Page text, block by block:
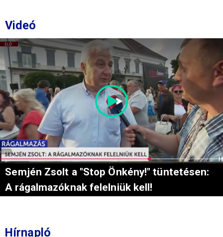
Videó
Semjén Zsolt a "Stop Önkény!" tüntetésen:
A rágalmazóknak felelniük kell!
Hírnapló